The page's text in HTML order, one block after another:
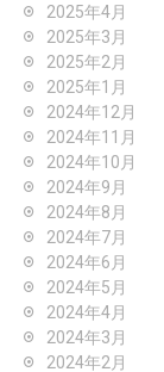
2025年4月
2025年3月
2025年2月
2025年1月
2024年12月
2024年11月
2024年10月
2024年9月
2024年8月
2024年7月
2024年6月
2024年5月
2024年4月
2024年3月
2024年2月